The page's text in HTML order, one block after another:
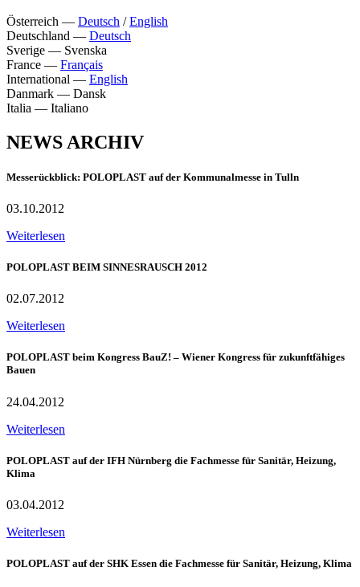
Österreich — Deutsch /English
Deutschland — Deutsch
Sverige — Svenska
France — Français
International — English
Danmark — Dansk
Italia — Italiano
NEWS ARCHIV
Messerückblick: POLOPLAST auf der Kommunalmesse in Tulln
03.10.2012
Weiterlesen
POLOPLAST BEIM SINNESRAUSCH 2012
02.07.2012
Weiterlesen
POLOPLAST beim Kongress BauZ! – Wiener Kongress für zukunftfähiges
Bauen
24.04.2012
Weiterlesen
POLOPLAST auf der IFH Nürnberg die Fachmesse für Sanitär, Heizung,
Klima
03.04.2012
Weiterlesen
POLOPLAST auf der SHK Essen die Fachmesse für Sanitär, Heizung, Klima